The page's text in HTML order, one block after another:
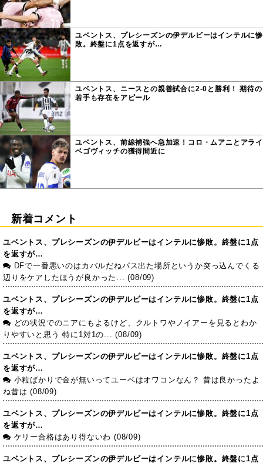
ユベントス、プレシーズンの伊デルビーはインテルに惨
敗。終盤に1点を返すが…
ユベントス、ニースとの親善試合に2-0と勝利！ 期待の
若手も存在をアピール
ユベントス、前線補強へ急加速！コロ・ムアニとアライ
ベゴヴィッチの獲得間近に
新着コメント
ユベントス、プレシーズンの伊デルビーはインテルに惨敗。終盤に1点
を返すが…
DFで一番悪いのはカバルだねパス出た場所というか突っ込んでくる
辺りをケアしたほうが良かった... (08/09)
ユベントス、プレシーズンの伊デルビーはインテルに惨敗。終盤に1点
を返すが…
どの状況でのニアにもよるけど、クルトワやノイアーを見るとわか
りやすいと思う 特に1対1の... (08/09)
ユベントス、プレシーズンの伊デルビーはインテルに惨敗。終盤に1点
を返すが…
小粒ばかりで金が無いってユーベはオワコンなん？ 昔は良かったよ
ね昔は (08/09)
ユベントス、プレシーズンの伊デルビーはインテルに惨敗。終盤に1点
を返すが…
ケリー合格はあり得ないわ (08/09)
ユベントス、プレシーズンの伊デルビーはインテルに惨敗。終盤に1点